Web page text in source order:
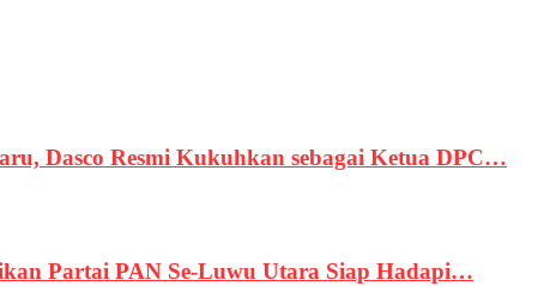
Dasco Resmi Kukuhkan sebagai Ketua DPC…
Partai PAN Se-Luwu Utara Siap Hadapi…